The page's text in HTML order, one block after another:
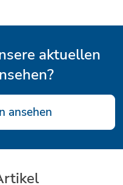
aktuellen
ansehen